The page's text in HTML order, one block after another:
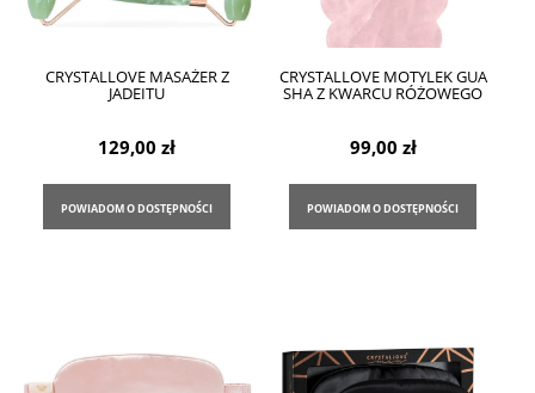
CRYSTALLOVE MASAŻER Z
JADEITU
129,00 zł
POWIADOM O DOSTĘPNOŚCI
CRYSTALLOVE MOTYLEK GUA
SHA Z KWARCU RÓŻOWEGO
99,00 zł
POWIADOM O DOSTĘPNOŚCI